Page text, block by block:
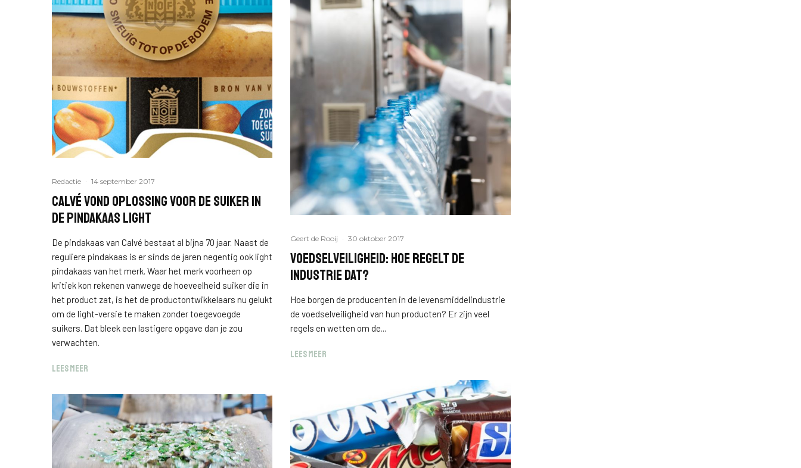
Redactie · 14 september 2017
Calvé vond oplossing voor de suiker in
de pindakaas light
De pindakaas van Calvé bestaat al bijna 70 jaar. Naast de
reguliere pindakaas is er sinds de jaren negentig ook light
pindakaas van het merk. Waar het merk voorheen op
kritiek kon rekenen vanwege de hoeveelheid suiker die in
het product zat, is het de productontwikkelaars nu gelukt
om de light-versie te maken zonder toegevoegde
suikers. Dat bleek een lastigere opgave dan je zou
verwachten.
LEES MEER
Geert de Rooij · 30 oktober 2017
Voedselveiligheid: hoe regelt de
industrie dat?
Hoe borgen de producenten in de levensmiddelindustrie
de voedselveiligheid van hun producten? Er zijn veel
regels en wetten om de...
LEES MEER